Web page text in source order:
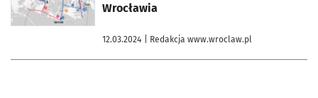
Wrocławia
12.03.2024 | Redakcja www.wroclaw.pl